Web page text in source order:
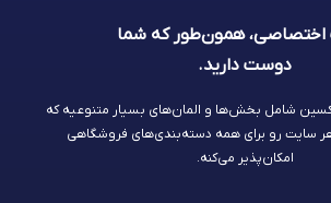
همون‌طور که شما
دوست دارید.
شامل بخش‌ها و المان‌های بسیار متنوعیه که
سایت رو برای همه دسته‌بندی‌های فروشگاهی
امکان‌پذیر می‌کنه.